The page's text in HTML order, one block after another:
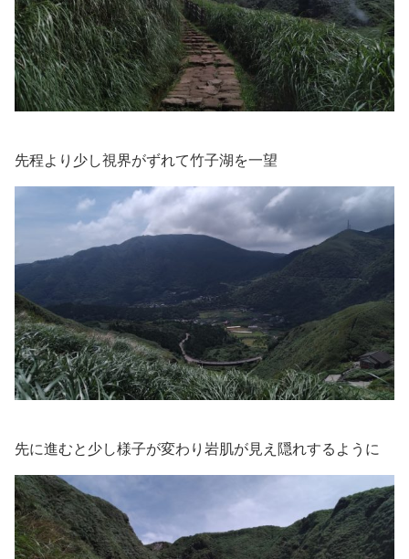
先程より少し視界がずれて竹子湖を一望
先に進むと少し様子が変わり岩肌が見え隠れするように